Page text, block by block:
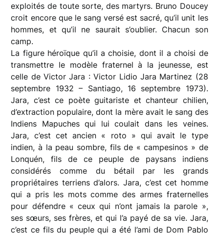
exploités de toute sorte, des martyrs. Bruno Doucey
croit encore que le sang versé est sacré, qu’il unit les
hommes, et qu’il ne saurait s’oublier. Chacun son
camp.
La figure héroïque qu’il a choisie, dont il a choisi de
transmettre le modèle fraternel à la jeunesse, est
celle de Victor Jara : Victor Lidio Jara Martinez (28
septembre 1932 – Santiago, 16 septembre 1973).
Jara, c’est ce poète guitariste et chanteur chilien,
d’extraction populaire, dont la mère avait le sang des
Indiens Mapuches qui lui coulait dans les veines.
Jara, c’est cet ancien « roto » qui avait le type
indien, à la peau sombre, fils de « campesinos » de
Lonquén, fils de ce peuple de paysans indiens
considérés comme du bétail par les grands
propriétaires terriens d’alors. Jara, c’est cet homme
qui a pris les mots comme des armes fraternelles
pour défendre « ceux qui n’ont jamais la parole »,
ses sœurs, ses frères, et qui l’a payé de sa vie. Jara,
c’est ce fils du peuple qui a été l’ami de Dom Pablo